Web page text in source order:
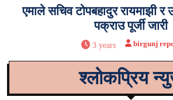
एमाले सचिव टोपबहादुर रायमाझी र
पक्राउ पूर्जी जारी
3 years birgunj
श्लोकप्रिय